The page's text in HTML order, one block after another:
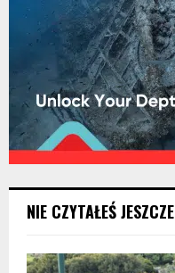
NIE CZYTAŁEŚ JESZCZE